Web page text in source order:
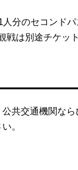
人分のセコンド
戦は別途チケッ
共交通機関な
。